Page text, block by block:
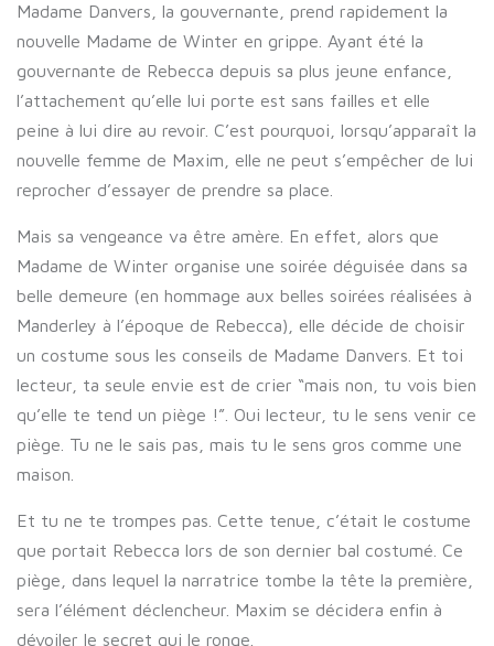
Madame Danvers, la gouvernante, prend rapidement la
nouvelle Madame de Winter en grippe. Ayant été la
gouvernante de Rebecca depuis sa plus jeune enfance,
l’attachement qu’elle lui porte est sans failles et elle
peine à lui dire au revoir. C’est pourquoi, lorsqu’apparaît la
nouvelle femme de Maxim, elle ne peut s’empêcher de lui
reprocher d’essayer de prendre sa place.
Mais sa vengeance va être amère. En effet, alors que
Madame de Winter organise une soirée déguisée dans sa
belle demeure (en hommage aux belles soirées réalisées à
Manderley à l’époque de Rebecca), elle décide de choisir
un costume sous les conseils de Madame Danvers. Et toi
lecteur, ta seule envie est de crier “mais non, tu vois bien
qu’elle te tend un piège !”. Oui lecteur, tu le sens venir ce
piège. Tu ne le sais pas, mais tu le sens gros comme une
maison.
Et tu ne te trompes pas. Cette tenue, c’était le costume
que portait Rebecca lors de son dernier bal costumé. Ce
piège, dans lequel la narratrice tombe la tête la première,
sera l’élément déclencheur. Maxim se décidera enfin à
dévoiler le secret qui le ronge.